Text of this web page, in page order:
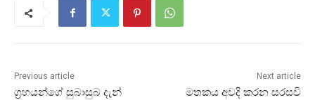
Previous article
ග්‍රහයන්ගේ සුබාසුබ දැන්
Next article
මතකය අවදි කරන සරසවි